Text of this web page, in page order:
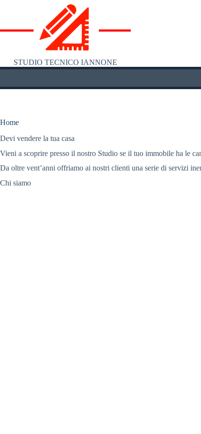
STUDIO TECNICO IANNONE
Home
Devi vendere la tua casa
Vieni a scoprire presso il nostro Studio se il tuo immobile ha le
Da oltre vent’anni offriamo ai nostri clienti una serie di servizi
Chi siamo